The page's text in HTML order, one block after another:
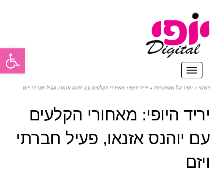
תפריט
ראשי » יופי! של אסתטיקה » יריד היופי: מאחורי הקלעים עם יוהנס אזנאו, פעיל חברתי ויזם
יריד היופי: מאחורי הקלעים
עם יוהנס אזנאו, פעיל חברתי
ויזם
פתח